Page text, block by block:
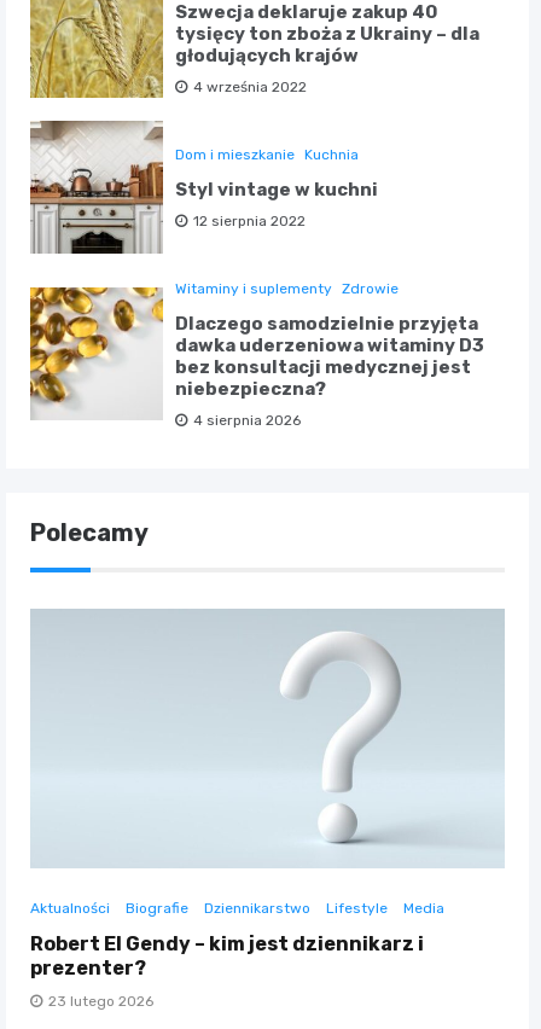
Szwecja deklaruje zakup 40
tysięcy ton zboża z Ukrainy – dla
głodujących krajów
4 września 2022
Dom i mieszkanie Kuchnia
Styl vintage w kuchni
12 sierpnia 2022
Witaminy i suplementy Zdrowie
Dlaczego samodzielnie przyjęta
dawka uderzeniowa witaminy D3
bez konsultacji medycznej jest
niebezpieczna?
4 sierpnia 2026
Polecamy
Aktualności Biografie Dziennikarstwo Lifestyle Media
Robert El Gendy – kim jest dziennikarz i
prezenter?
23 lutego 2026